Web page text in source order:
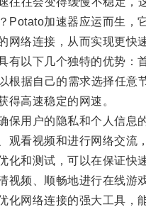
加速器应运而生，
络连接，从而实现更快速
以下几个独特的优势：
据自己的需求选择任意
高速稳定的网速。
用户的隐私和个人信息的
看视频和进行网络交流，
和测试，可以在保证快
频、顺畅地进行在线游戏
网络连接的强大工具，